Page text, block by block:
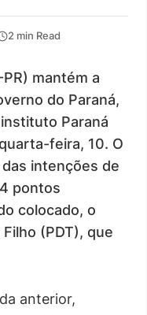
2 min Read
mantém a
do Paraná,
Paraná
feira, 10. O
intenções de
pontos
colocado, o
(PDT), que
anterior,